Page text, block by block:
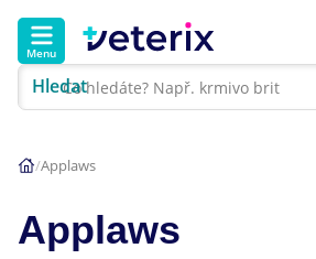
Menu
Hledat
Akce
Applaws
Applaws